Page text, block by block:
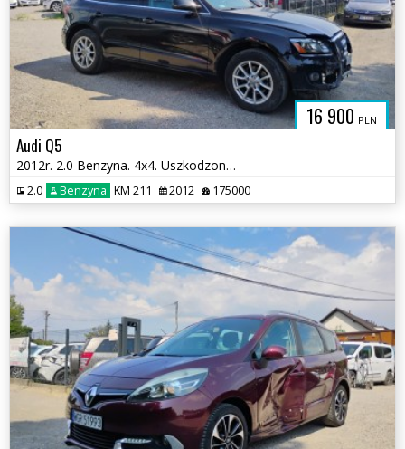
16 900 PLN
Audi Q5
2012r. 2.0 Benzyna. 4x4. Uszkodzony przód i przetarty lewy bok. Jeździ
2.0 Benzyna KM 211 2012 175000